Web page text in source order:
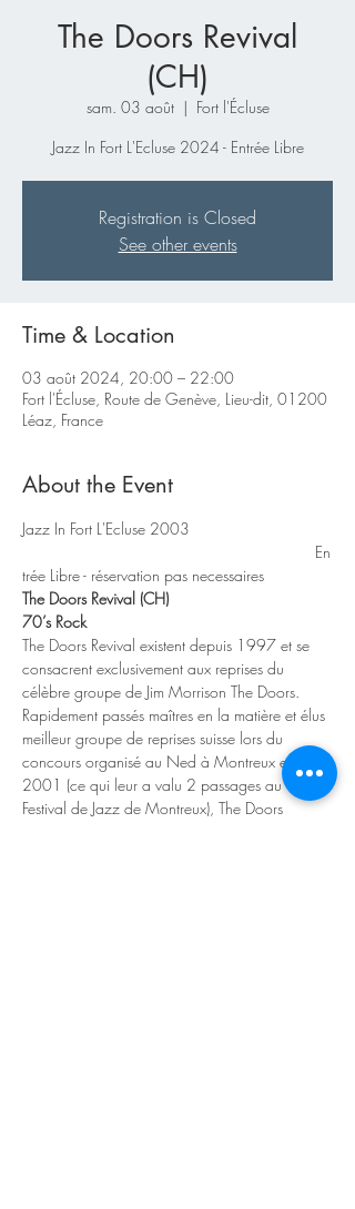
The Doors Revival
(CH)
sam. 03 août
  |
Fort l'Écluse
Jazz In Fort L'Ecluse 2024 - Entrée Libre
Registration is Closed
See other events
Time & Location
03 août 2024, 20:00 – 22:00
Fort l'Écluse, Route de Genève, Lieu-dit, 01200
Léaz, France
About the Event
Jazz In Fort L'Ecluse 2003
En
trée Libre - réservation pas necessaires
The Doors Revival (CH)
70’s Rock
The Doors Revival existent depuis 1997 et se
consacrent exclusivement aux reprises du
célèbre groupe de Jim Morrison The Doors.
Rapidement passés maîtres en la matière et élus
meilleur groupe de reprises suisse lors du
concours organisé au Ned à Montreux en
2001 (ce qui leur a valu 2 passages au
Festival de Jazz de Montreux), The Doors